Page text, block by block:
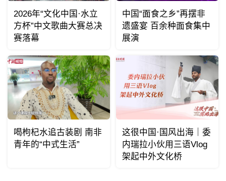
2026年“文化中国·水立
方杯”中文歌曲大赛总决
赛落幕
中国“面食之乡”再摆非
遗盛宴 百余种面食集中
展演
喝枸杞水追古装剧 南非
青年的“中式生活”
这很中国·国风出海｜委
内瑞拉小伙用三语Vlog
架起中外文化桥